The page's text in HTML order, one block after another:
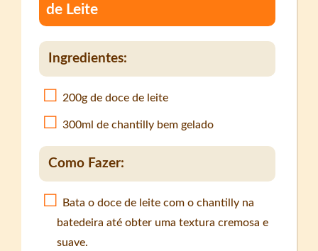
de Leite
Ingredientes:
200g de doce de leite
300ml de chantilly bem gelado
Como Fazer:
Bata o doce de leite com o chantilly na
batedeira até obter uma textura cremosa e
suave.